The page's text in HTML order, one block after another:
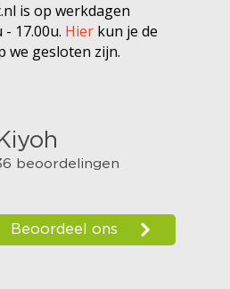
is op werkdagen
17.00u. Hier kun je de
we gesloten zijn.